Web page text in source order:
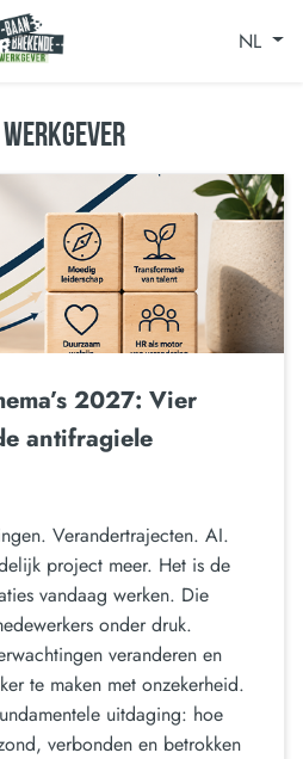
NL
2027: Vier
antifragiele
Verandertrajecten. AI.
project meer. Het is de
vandaag werken. Die
onder druk.
veranderen en
te maken met onzekerheid.
uitdaging: hoe
verbonden en betrokken